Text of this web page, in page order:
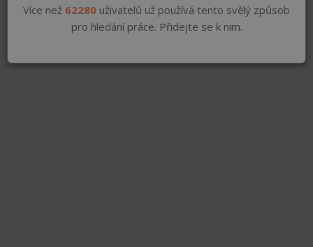
Více než 62280 uživatelů už používá tento svělý způsob
pro hledání práce. Přidejte se k nim.